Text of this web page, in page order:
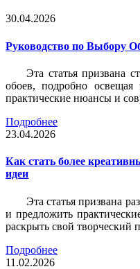
30.04.2026
Руководство по Выбору
Эта статья призвана
обоев, подробно
практические нюансы и
Подробнее
23.04.2026
Как стать более
идеи
Эта статья призвана
и предложить
раскрыть свой творческий
Подробнее
11.02.2026